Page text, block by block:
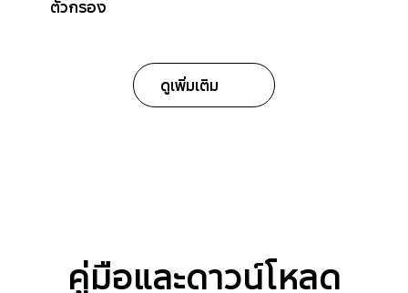
ตัวกรอง
ดูเพิ่มเติม
คู่มือและดาวน์โหลด